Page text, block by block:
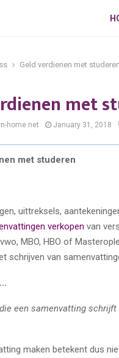
Geld verdienen met studeren
met
home.net January 31, 2018
met studeren
uittreksels,
verkopen van
MBO, HBO of
schrijven van
een samenvatting
maken betekent dus